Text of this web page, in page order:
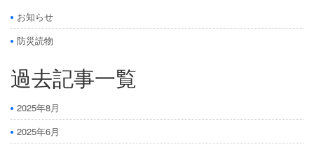
お知らせ
防災読物
過去記事一覧
2025年8月
2025年6月